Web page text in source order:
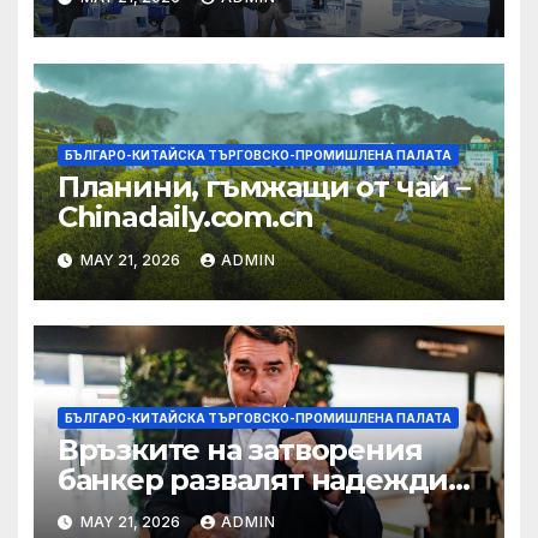
БЪЛГАРО-КИТАЙСКА ТЪРГОВСКО-ПРОМИШЛЕНА ПАЛАТА
Планини, гъмжащи от чай –
Chinadaily.com.cn
MAY 21, 2026 ADMIN
БЪЛГАРО-КИТАЙСКА ТЪРГОВСКО-ПРОМИШЛЕНА ПАЛАТА
Връзките на затворения
банкер развалят надеждите
на Флавио Болсонаро за
MAY 21, 2026 ADMIN